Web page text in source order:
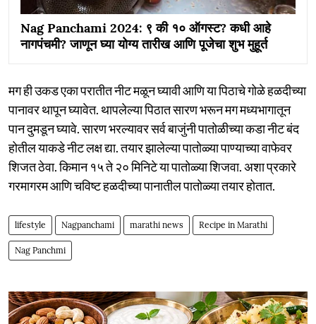
Nag Panchami 2024: ९ की १० ऑगस्ट? कधी आहे
नागपंचमी? जाणून घ्या योग्य तारीख आणि पूजेचा शुभ मुहूर्त
मग ही उकड एका परातीत नीट मळून घ्यावी आणि या पिठाचे गोळे हळदीच्या
पानावर थापून घ्यावेत. थापलेल्या पिठात सारण भरून मग मध्यभागातून
पान दुमडून घ्यावे. सारण भरल्यावर सर्व बाजुंनी पातोळीच्या कडा नीट बंद
होतील याकडे नीट लक्ष द्या. तयार झालेल्या पातोळ्या पाण्याच्या वाफेवर
शिजत ठेवा. किमान १५ ते २० मिनिटे या पातोळ्या शिजवा. अशा प्रकारे
गरमागरम आणि चविष्ट हळदीच्या पानातील पातोळ्या तयार होतात.
lifestyle Nagpanchami marathi news Recipe in Marathi
Nag Panchmi